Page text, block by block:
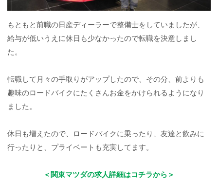
もともと前職の日産ディーラーで整備士をしていましたが、
給与が低いうえに休日も少なかったので転職を決意しまし
た。
転職して月々の手取りがアップしたので、その分、前よりも
趣味のロードバイクにたくさんお金をかけられるようになり
ました。
休日も増えたので、ロードバイクに乗ったり、友達と飲みに
行ったりと、プライベートも充実してます。
＜関東マツダの求人詳細はコチラから＞